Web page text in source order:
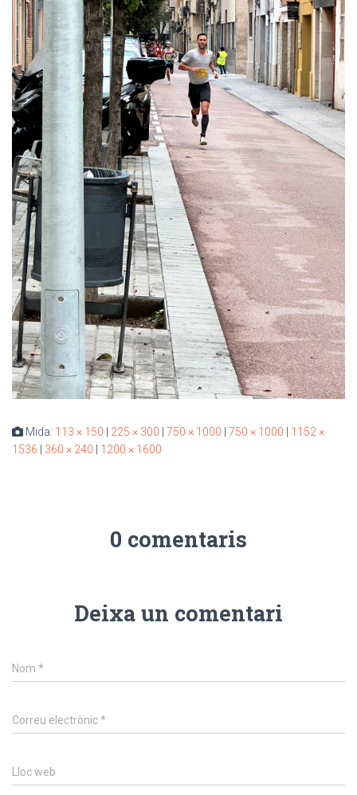
Mida: 113 × 150 225 × 300 750 × 1000 750 × 1000
1152 ×
1536
360 × 240 1200 × 1600
0 comentaris
Deixa un comentari
Nom *
Correu electrònic*
Lloc web